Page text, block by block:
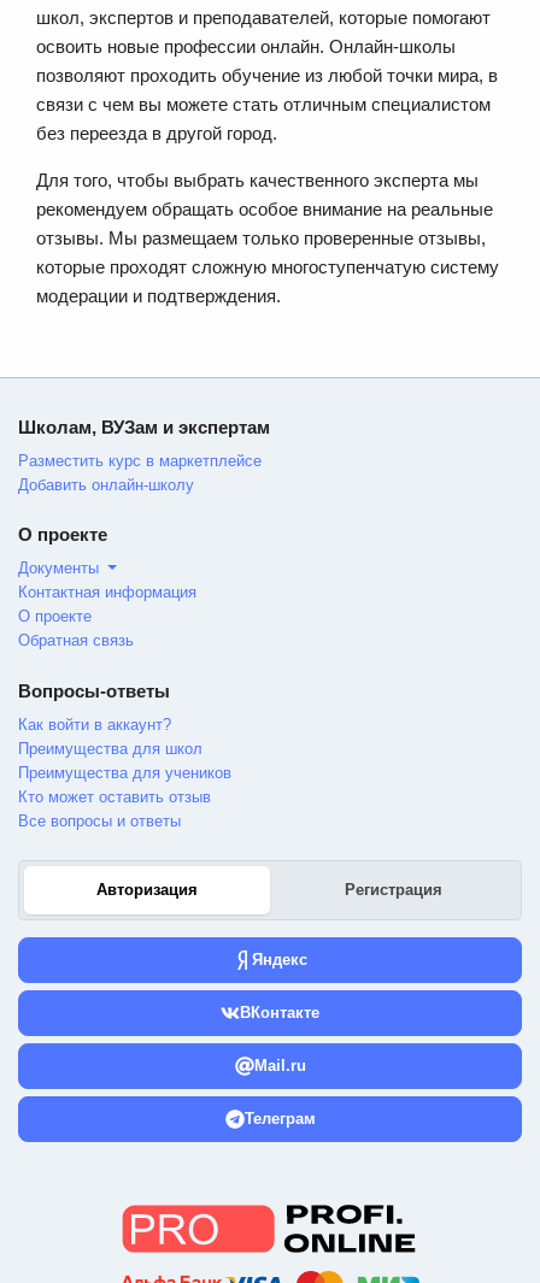
школ, экспертов и преподавателей, которые помогают
освоить новые профессии онлайн. Онлайн-школы
позволяют проходить обучение из любой точки мира, в
связи с чем вы можете стать отличным специалистом
без переезда в другой город.
Для того, чтобы выбрать качественного эксперта мы
рекомендуем обращать особое внимание на реальные
отзывы. Мы размещаем только проверенные отзывы,
которые проходят сложную многоступенчатую систему
модерации и подтверждения.
Школам, ВУЗам и экспертам
Разместить курс в маркетплейсе
Добавить онлайн-школу
О проекте
Документы
Контактная информация
О проекте
Обратная связь
Вопросы-ответы
Как войти в аккаунт?
Преимущества для школ
Преимущества для учеников
Кто может оставить отзыв
Все вопросы и ответы
Авторизация Регистрация
Яндекс
ВКонтакте
Mail.ru
Телеграм